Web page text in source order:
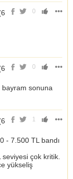
0
6
0
6
bayram sonuna
1
6
- 7.500 TL bandı
çok kritik.
yükseliş